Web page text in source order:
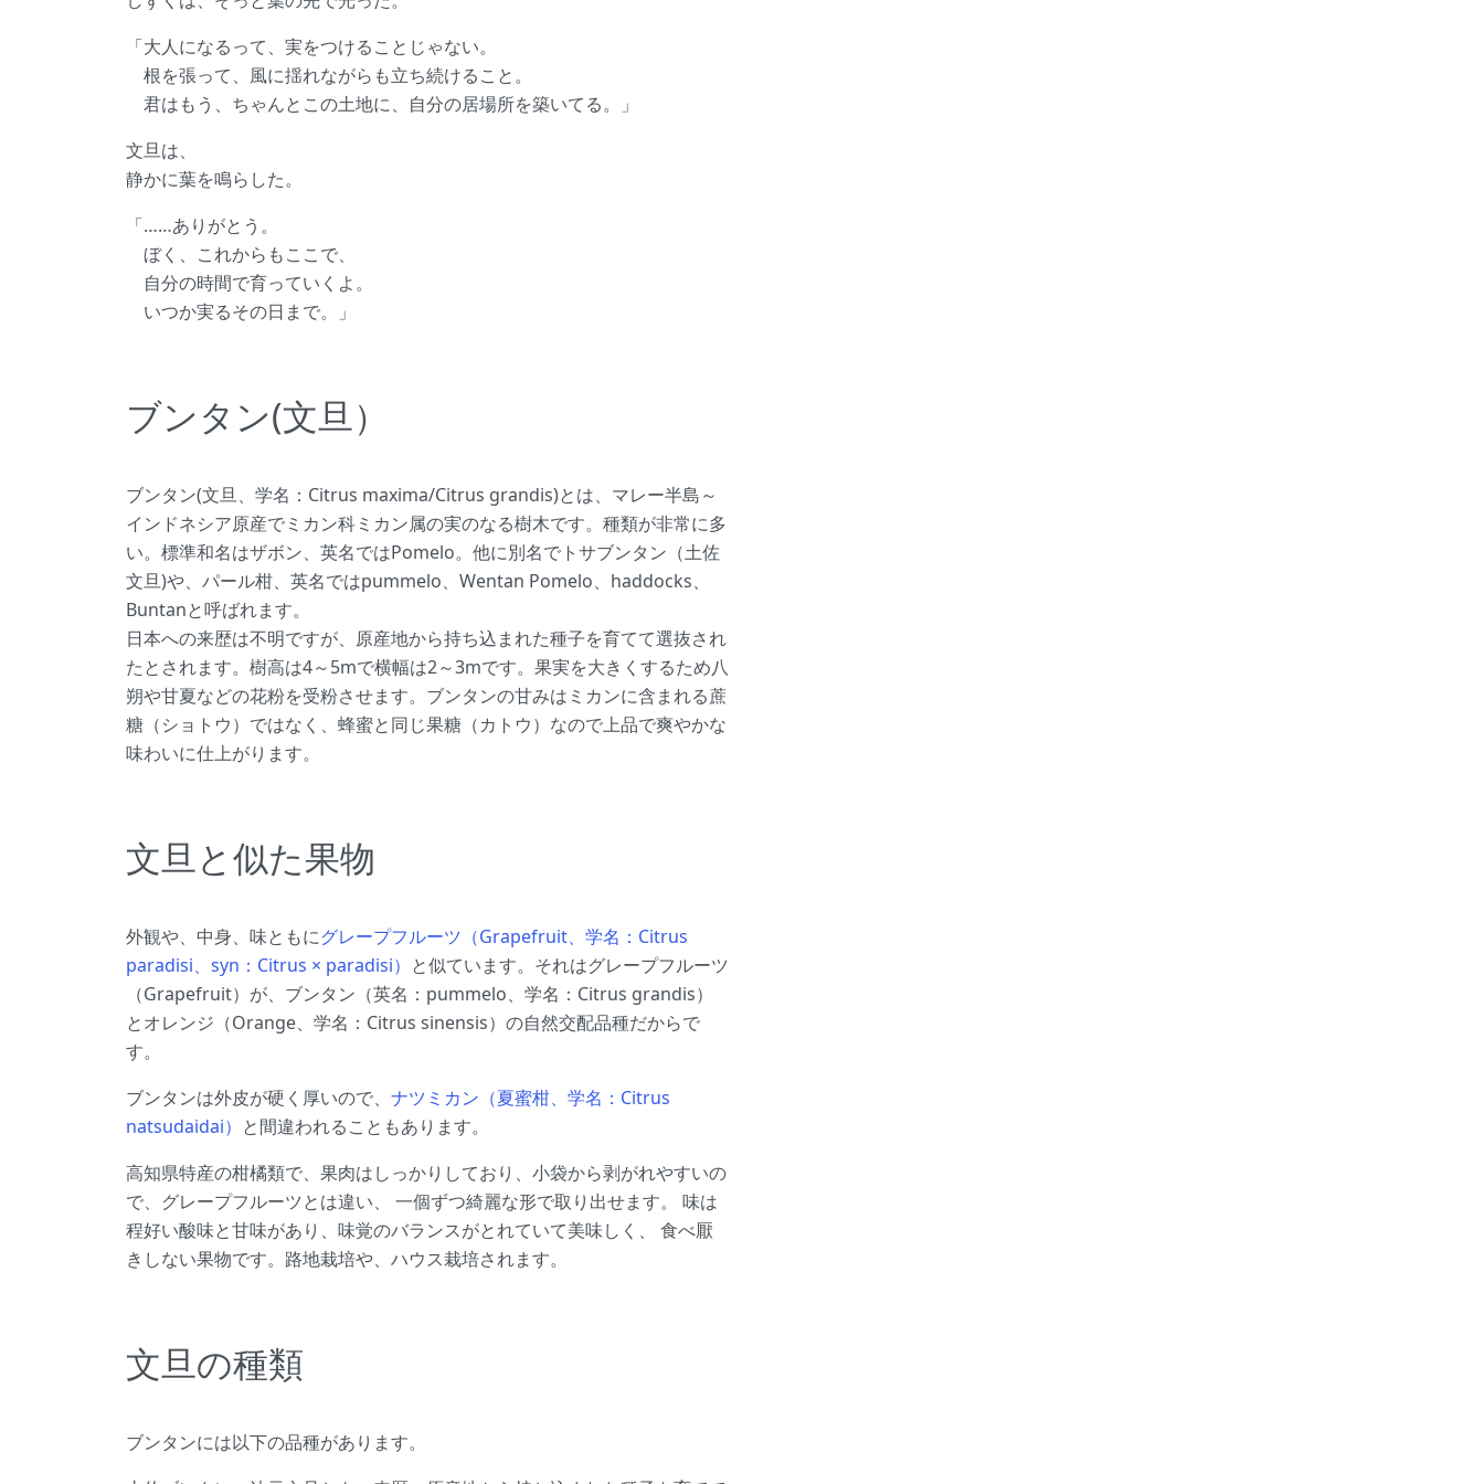
「大人になるって、実をつけることじゃない。
根を張って、風に揺れながらも立ち続けること。
君はもう、ちゃんとこの土地に、自分の居場所を築いてる。」
文旦は、
静かに葉を鳴らした。
「……ありがとう。
ぼく、これからもここで、
自分の時間で育っていくよ。
いつか実るその日まで。」
ブンタン(文旦）
ブンタン(文旦、学名：Citrus maxima/Citrus grandis)とは、マレー半島～
インドネシア原産でミカン科ミカン属の実のなる樹木です。種類が非常に多
い。標準和名はザボン、英名ではPomelo。他に別名でトサブンタン（土佐
文旦)や、パール柑、英名ではpummelo、Wentan Pomelo、haddocks、
Buntanと呼ばれます。
日本への来歴は不明ですが、原産地から持ち込まれた種子を育てて選抜され
たとされます。樹高は4～5mで横幅は2～3mです。果実を大きくするため八
朔や甘夏などの花粉を受粉させます。ブンタンの甘みはミカンに含まれる蔗
糖（ショトウ）ではなく、蜂蜜と同じ果糖（カトウ）なので上品で爽やかな
味わいに仕上がります。
文旦と似た果物
外観や、中身、味ともにグレープフルーツ（Grapefruit、学名：Citrus
paradisi、syn：Citrus × paradisi） と似ています。それはグレープフルーツ
（Grapefruit）が、ブンタン（英名：pummelo、学名：Citrus grandis）
とオレンジ（Orange、学名：Citrus sinensis）の自然交配品種だからで
す。
ブンタンは外皮が硬く厚いので、 ナツミカン（夏蜜柑、学名：Citrus
natsudaidai） と間違われることもあります。
高知県特産の柑橘類で、果肉はしっかりしており、小袋から剥がれやすいの
で、グレープフルーツとは違い、 一個ずつ綺麗な形で取り出せます。 味は
程好い酸味と甘味があり、味覚のバランスがとれていて美味しく、 食べ厭
きしない果物です。路地栽培や、ハウス栽培されます。
文旦の種類
ブンタンには以下の品種があります。